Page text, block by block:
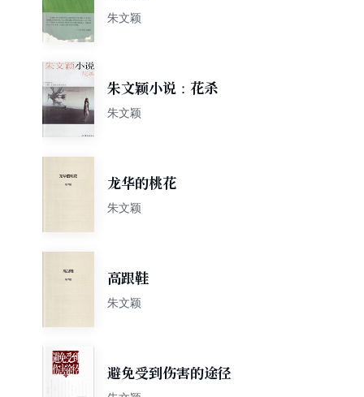
朱文颖
朱文颖小说：花杀
朱文颖
龙华的桃花
朱文颖
高跟鞋
朱文颖
避免受到伤害的途径